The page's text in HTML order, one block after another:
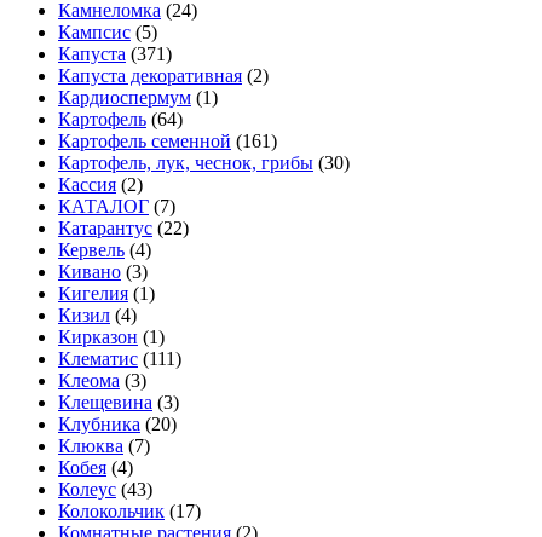
Камнеломка (24)
Кампсис (5)
Капуста (371)
Капуста декоративная (2)
Кардиоспермум (1)
Картофель (64)
Картофель семенной (161)
Картофель, лук, чеснок, грибы (30)
Кассия (2)
КАТАЛОГ (7)
Катарантус (22)
Кервель (4)
Кивано (3)
Кигелия (1)
Кизил (4)
Кирказон (1)
Клематис (111)
Клеома (3)
Клещевина (3)
Клубника (20)
Клюква (7)
Кобея (4)
Колеус (43)
Колокольчик (17)
Комнатные растения (2)